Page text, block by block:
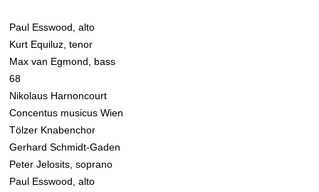
Paul Esswood, alto
Kurt Equiluz, tenor
Max van Egmond, bass
68
Nikolaus Harnoncourt
Concentus musicus Wien
Tölzer Knabenchor
Gerhard Schmidt-Gaden
Peter Jelosits, soprano
Paul Esswood, alto